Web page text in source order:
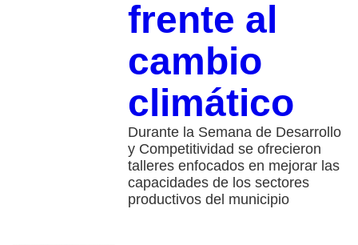
frente al
cambio
climático
Durante la Semana de Desarrollo
y Competitividad se ofrecieron
talleres enfocados en mejorar las
capacidades de los sectores
productivos del municipio